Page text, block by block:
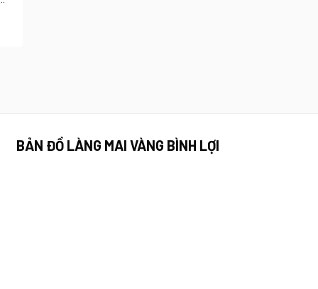
BẢN ĐỒ LÀNG MAI VÀNG BÌNH LỢI